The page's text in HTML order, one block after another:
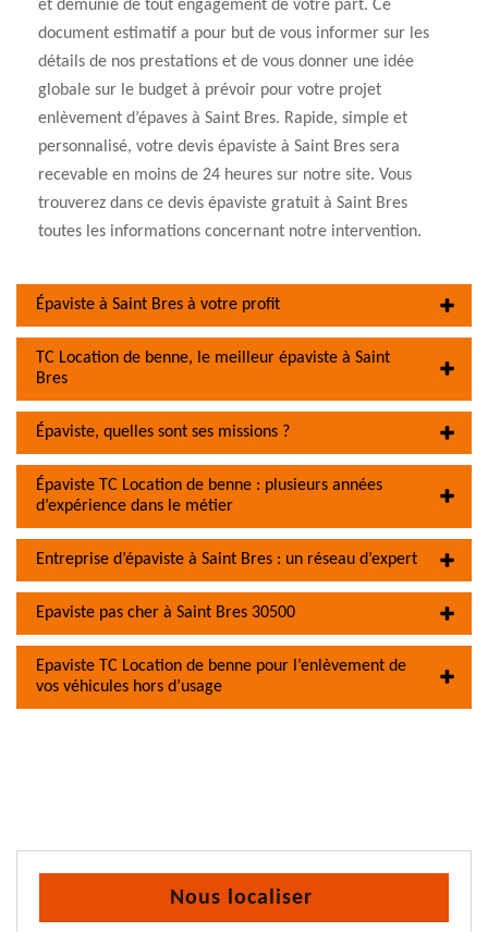
et démunie de tout engagement de votre part. Ce
document estimatif a pour but de vous informer sur les
détails de nos prestations et de vous donner une idée
globale sur le budget à prévoir pour votre projet
enlèvement d’épaves à Saint Bres. Rapide, simple et
personnalisé, votre devis épaviste à Saint Bres sera
recevable en moins de 24 heures sur notre site. Vous
trouverez dans ce devis épaviste gratuit à Saint Bres
toutes les informations concernant notre intervention.
Épaviste à Saint Bres à votre profit
TC Location de benne, le meilleur épaviste à Saint
Bres
Épaviste, quelles sont ses missions ?
Épaviste TC Location de benne : plusieurs années
d’expérience dans le métier
Entreprise d’épaviste à Saint Bres : un réseau d’expert
Epaviste pas cher à Saint Bres 30500
Epaviste TC Location de benne pour l’enlèvement de
vos véhicules hors d’usage
Nous localiser